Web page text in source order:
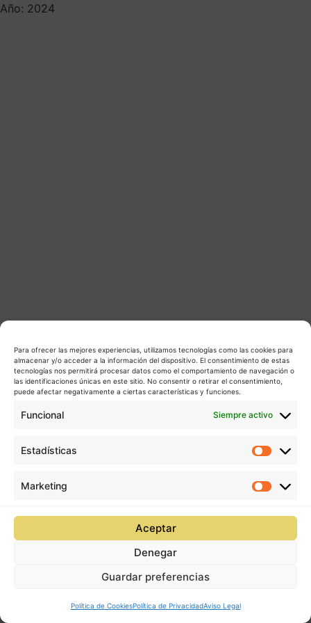
Para ofrecer las mejores experiencias, utilizamos tecnologías como las cookies para
almacenar y/o acceder a la información del dispositivo. El consentimiento de estas
tecnologías nos permitirá procesar datos como el comportamiento de navegación o
las identificaciones únicas en este sitio. No consentir o retirar el consentimiento,
puede afectar negativamente a ciertas características y funciones.
Funcional Siempre activo
Estadísticas
Marketing
Aceptar
Denegar
Guardar preferencias
Política de CookiesPolítica de PrivacidadAviso Legal
Año: 2024